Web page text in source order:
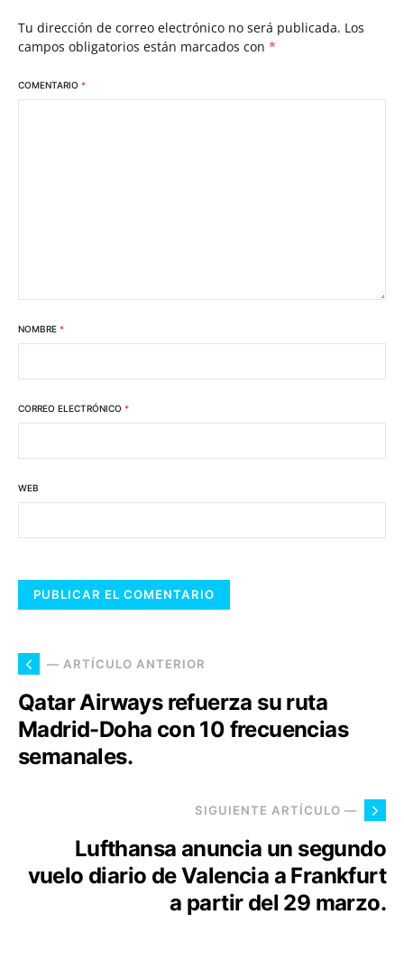
Tu dirección de correo electrónico no será publicada. Los
campos obligatorios están marcados con *
COMENTARIO *
NOMBRE *
CORREO ELECTRÓNICO *
WEB
— ARTÍCULO ANTERIOR
Qatar Airways refuerza su ruta
Madrid-Doha con 10 frecuencias
semanales.
SIGUIENTE ARTÍCULO —
Lufthansa anuncia un segundo
vuelo diario de Valencia a Frankfurt
a partir del 29 marzo.